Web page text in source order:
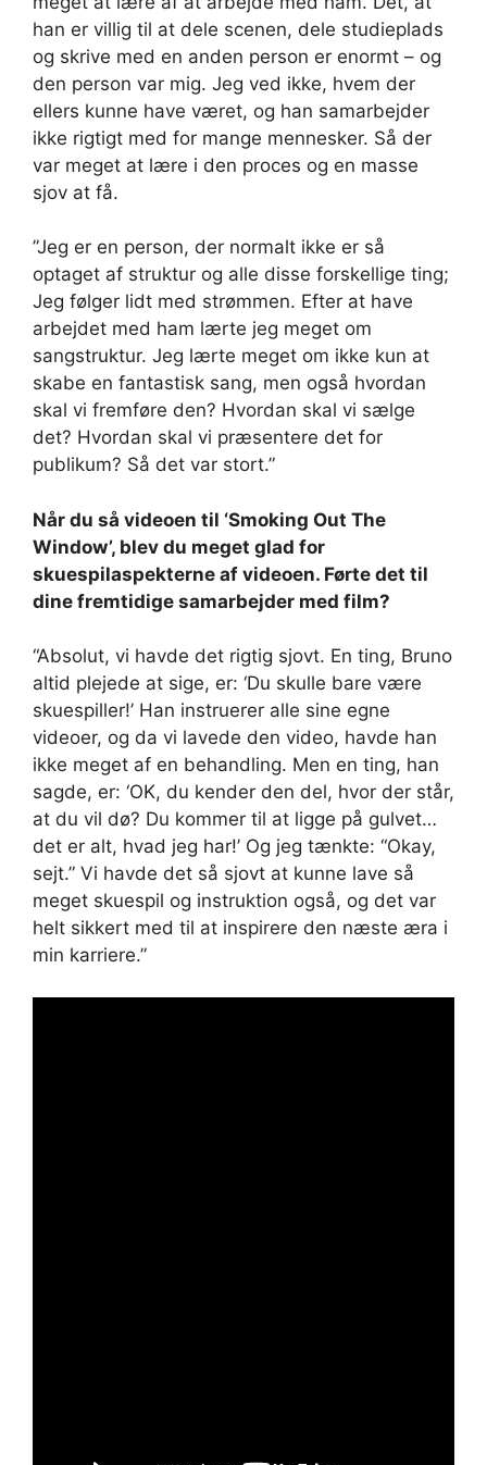
han er villig til at dele scenen, dele studieplads
og skrive med en anden person er enormt – og
den person var mig. Jeg ved ikke, hvem der
ellers kunne have været, og han samarbejder
ikke rigtigt med for mange mennesker. Så der
var meget at lære i den proces og en masse
sjov at få.
”Jeg er en person, der normalt ikke er så
optaget af struktur og alle disse forskellige ting;
Jeg følger lidt med strømmen. Efter at have
arbejdet med ham lærte jeg meget om
sangstruktur. Jeg lærte meget om ikke kun at
skabe en fantastisk sang, men også hvordan
skal vi fremføre den? Hvordan skal vi sælge
det? Hvordan skal vi præsentere det for
publikum? Så det var stort.”
Når du så videoen til ‘Smoking Out The
Window’, blev du meget glad for
skuespilaspekterne af videoen. Førte det til
dine fremtidige samarbejder med film?
“Absolut, vi havde det rigtig sjovt. En ting, Bruno
altid plejede at sige, er: ‘Du skulle bare være
skuespiller!’ Han instruerer alle sine egne
videoer, og da vi lavede den video, havde han
ikke meget af en behandling. Men en ting, han
sagde, er: ‘OK, du kender den del, hvor der står,
at du vil dø? Du kommer til at ligge på gulvet…
det er alt, hvad jeg har!’ Og jeg tænkte: “Okay,
sejt.” Vi havde det så sjovt at kunne lave så
meget skuespil og instruktion også, og det var
helt sikkert med til at inspirere den næste æra i
min karriere.”